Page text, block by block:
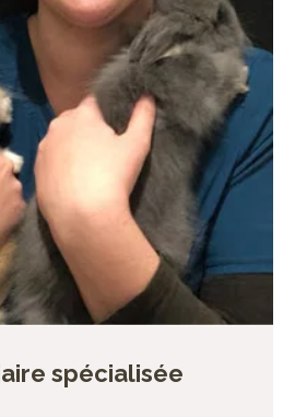
spécialisée